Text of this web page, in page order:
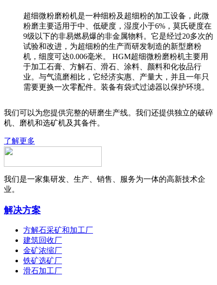
超细微粉磨粉机是一种细粉及超细粉的加工设备，此微
粉磨主要适用于中、低硬度，湿度小于6%，莫氏硬度在
9级以下的非易燃易爆的非金属物料。它是经过20多次的
试验和改进，为超细粉的生产而研发制造的新型磨粉
机，细度可达0.006毫米。 HGM超细微粉磨粉机主要用
于加工石膏、方解石、滑石、涂料、颜料和化妆品行
业。与气流磨相比，它经济实惠、产量大，并且一年只
需要更换一次零配件。装备有袋式过滤器以保护环境。
我们可以为您提供完整的研磨生产线。我们还提供独立的破碎
机、磨机和选矿机及其备件。
了解更多
我们是一家集研发、生产、销售、服务为一体的高新技术企
业。
解决方案
方解石采矿和加工厂
建筑回收厂
金矿浓缩厂
铁矿选矿厂
滑石加工厂